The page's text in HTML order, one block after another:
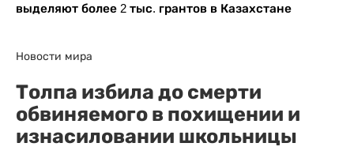
выделяют более 2 тыс. грантов в Казахстане
Новости мира
Толпа избила до смерти
обвиняемого в похищении и
изнасиловании школьницы